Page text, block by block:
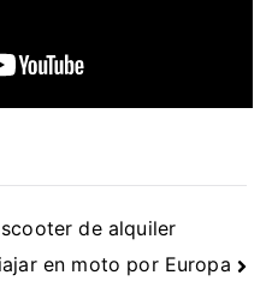
de alquiler
en moto por Europa